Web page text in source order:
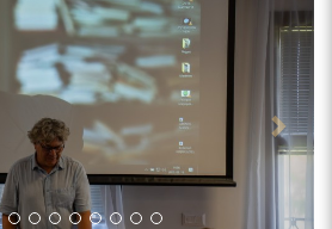
Next